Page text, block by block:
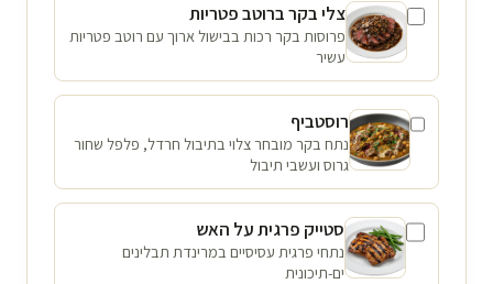
צלי בקר ברוטב פטריות
פרוסות בקר רכות בבישול ארוך עם רוטב פטריות
עשיר
רוסטביף
נתח בקר מובחר צלוי בתיבול חרדל, פלפל שחור
גרוס ועשבי תיבול
סטייק פרגית על האש
נתחי פרגית עסיסיים במרינדת תבלינים
ים-תיכונית